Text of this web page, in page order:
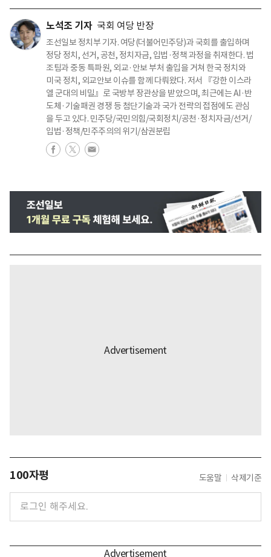
노석조 기자 국회 여당 반장
조선일보 정치부 기자. 여당(더불어민주당)과 국회를 출입하며
정당 정치, 선거, 공천, 정치자금, 입법·정책 과정을 취재한다. 법
조팀과 중동 특파원, 외교·안보 부처 출입을 거쳐 한국 정치와
미국 정치, 외교안보 이슈를 함께 다뤄왔다. 저서 『강한 이스라
엘 군대의 비밀』로 국방부 장관상을 받았으며, 최근에는 AI·반
도체·기술패권 경쟁 등 첨단기술과 국가 전략의 접점에도 관심
을 두고 있다. 민주당/국민의힘/국회정치/공천·정치자금/선거/
입법·정책/민주주의의 위기/삼권분립
100자평 도움말 삭제기준